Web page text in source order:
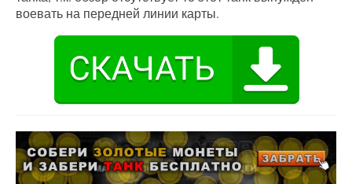
воевать на передней линии карты.